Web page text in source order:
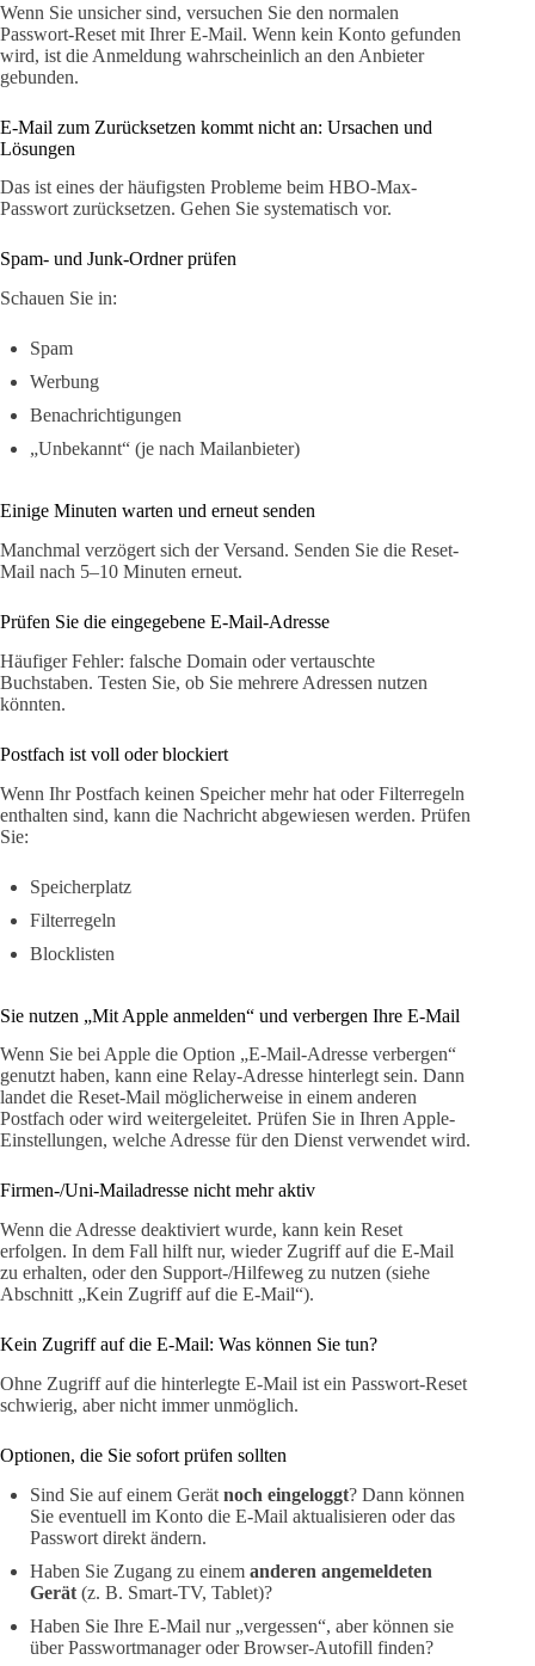
Wenn Sie unsicher sind, versuchen Sie den normalen
Passwort-Reset mit Ihrer E-Mail. Wenn kein Konto gefunden
wird, ist die Anmeldung wahrscheinlich an den Anbieter
gebunden.
E-Mail zum Zurücksetzen kommt nicht an: Ursachen und
Lösungen
Das ist eines der häufigsten Probleme beim HBO-Max-
Passwort zurücksetzen. Gehen Sie systematisch vor.
Spam- und Junk-Ordner prüfen
Schauen Sie in:
Spam
Werbung
Benachrichtigungen
„Unbekannt“ (je nach Mailanbieter)
Einige Minuten warten und erneut senden
Manchmal verzögert sich der Versand. Senden Sie die Reset-
Mail nach 5–10 Minuten erneut.
Prüfen Sie die eingegebene E-Mail-Adresse
Häufiger Fehler: falsche Domain oder vertauschte
Buchstaben. Testen Sie, ob Sie mehrere Adressen nutzen
könnten.
Postfach ist voll oder blockiert
Wenn Ihr Postfach keinen Speicher mehr hat oder Filterregeln
enthalten sind, kann die Nachricht abgewiesen werden. Prüfen
Sie:
Speicherplatz
Filterregeln
Blocklisten
Sie nutzen „Mit Apple anmelden“ und verbergen Ihre E-Mail
Wenn Sie bei Apple die Option „E-Mail-Adresse verbergen“
genutzt haben, kann eine Relay-Adresse hinterlegt sein. Dann
landet die Reset-Mail möglicherweise in einem anderen
Postfach oder wird weitergeleitet. Prüfen Sie in Ihren Apple-
Einstellungen, welche Adresse für den Dienst verwendet wird.
Firmen-/Uni-Mailadresse nicht mehr aktiv
Wenn die Adresse deaktiviert wurde, kann kein Reset
erfolgen. In dem Fall hilft nur, wieder Zugriff auf die E-Mail
zu erhalten, oder den Support-/Hilfeweg zu nutzen (siehe
Abschnitt „Kein Zugriff auf die E-Mail“).
Kein Zugriff auf die E-Mail: Was können Sie tun?
Ohne Zugriff auf die hinterlegte E-Mail ist ein Passwort-Reset
schwierig, aber nicht immer unmöglich.
Optionen, die Sie sofort prüfen sollten
Sind Sie auf einem Gerät noch eingeloggt? Dann können
Sie eventuell im Konto die E-Mail aktualisieren oder das
Passwort direkt ändern.
Haben Sie Zugang zu einem anderen angemeldeten
Gerät (z. B. Smart-TV, Tablet)?
Haben Sie Ihre E-Mail nur „vergessen“, aber können sie
über Passwortmanager oder Browser-Autofill finden?